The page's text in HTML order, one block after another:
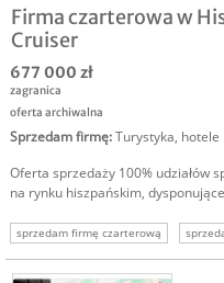
Firma czarterowa w
Cruiser
677 000 zł
zagranica
oferta archiwalna
Sprzedam firmę:Turystyka, hotele
Oferta sprzedaży 100% udziałów
na rynku hiszpańskim,
sprzedam firmę czarterową